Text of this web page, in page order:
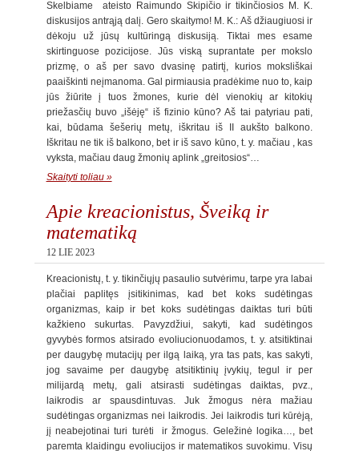
Skelbiame ateisto Raimundo Skipičio ir tikinčiosios M. K.
diskusijos antrąją dalį. Gero skaitymo! M. K.: Aš džiaugiuosi ir
dėkoju už jūsų kultūringą diskusiją. Tiktai mes esame
skirtinguose pozicijose. Jūs viską suprantate per mokslo
prizmę, o aš per savo dvasinę patirtį, kurios moksliškai
paaiškinti neįmanoma. Gal pirmiausia pradėkime nuo to, kaip
jūs žiūrite į tuos žmones, kurie dėl vienokių ar kitokių
priežasčių buvo „išėję“ iš fizinio kūno? Aš tai patyriau pati,
kai, būdama šešerių metų, iškritau iš II aukšto balkono.
Iškritau ne tik iš balkono, bet ir iš savo kūno, t. y. mačiau , kas
vyksta, mačiau daug žmonių aplink „greitosios“…
Skaityti toliau »
Apie kreacionistus, Šveiką ir
matematiką
12 LIE 2023
Kreacionistų, t. y. tikinčiųjų pasaulio sutvėrimu, tarpe yra labai
plačiai paplitęs įsitikinimas, kad bet koks sudėtingas
organizmas, kaip ir bet koks sudėtingas daiktas turi būti
kažkieno sukurtas. Pavyzdžiui, sakyti, kad sudėtingos
gyvybės formos atsirado evoliucionuodamos, t. y. atsitiktinai
per daugybę mutacijų per ilgą laiką, yra tas pats, kas sakyti,
jog savaime per daugybę atsitiktinių įvykių, tegul ir per
milijardą metų, gali atsirasti sudėtingas daiktas, pvz.,
laikrodis ar spausdintuvas. Juk žmogus nėra mažiau
sudėtingas organizmas nei laikrodis. Jei laikrodis turi kūrėją,
jį neabejotinai turi turėti ir žmogus. Geležinė logika…, bet
paremta klaidingu evoliucijos ir matematikos suvokimu. Visų